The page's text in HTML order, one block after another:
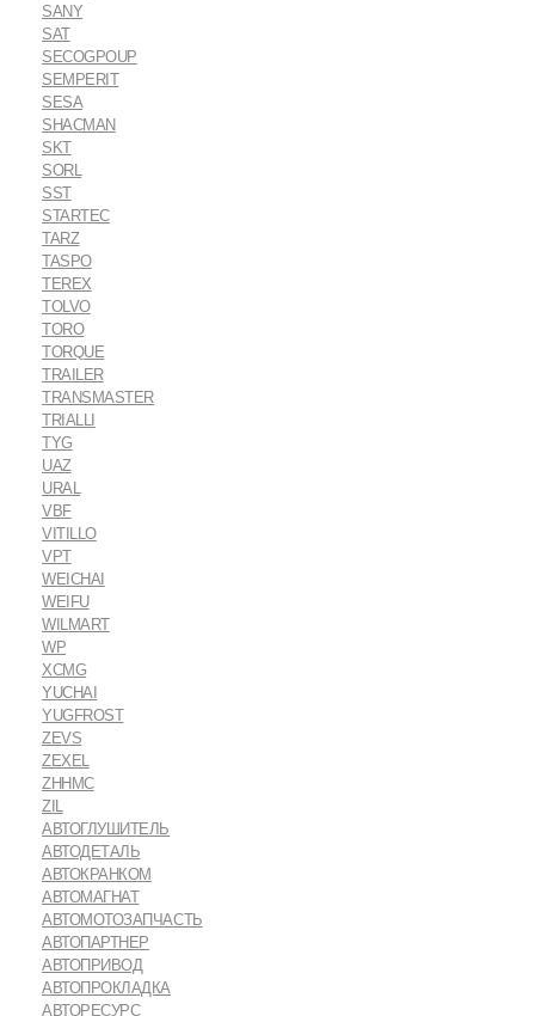
SANY
SAT
SECOGPOUP
SEMPERIT
SESA
SHACMAN
SKT
SORL
SST
STARTEC
TARZ
TASPO
TEREX
TOLVO
TORO
TORQUE
TRAILER
TRANSMASTER
TRIALLI
TYG
UAZ
URAL
VBF
VITILLO
VPT
WEICHAI
WEIFU
WILMART
WP
XCMG
YUCHAI
YUGFROST
ZEVS
ZEXEL
ZHHMC
ZIL
АВТОГЛУШИТЕЛЬ
АВТОДЕТАЛЬ
АВТОКРАНКОМ
АВТОМАГНАТ
АВТОМОТОЗАПЧАСТЬ
АВТОПАРТНЕР
АВТОПРИВОД
АВТОПРОКЛАДКА
АВТОРЕСУРС